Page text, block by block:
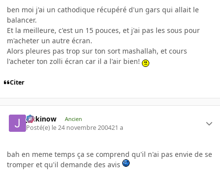
ben moi j'ai un cathodique récupéré d'un gars qui allait le
balancer.
Et la meilleure, c'est un 15 pouces, et j'ai pas les sous pour
m'acheter un autre écran.
Alors pleures pas trop sur ton sort mashallah, et cours
l'acheter ton zolli écran car il a l'air bien!
Citer
jackinow Ancien
Posté(e) le 24 novembre 200421 a
bah en meme temps ça se comprend qu'il n'ai pas envie de se
tromper et qu'il demande des avis